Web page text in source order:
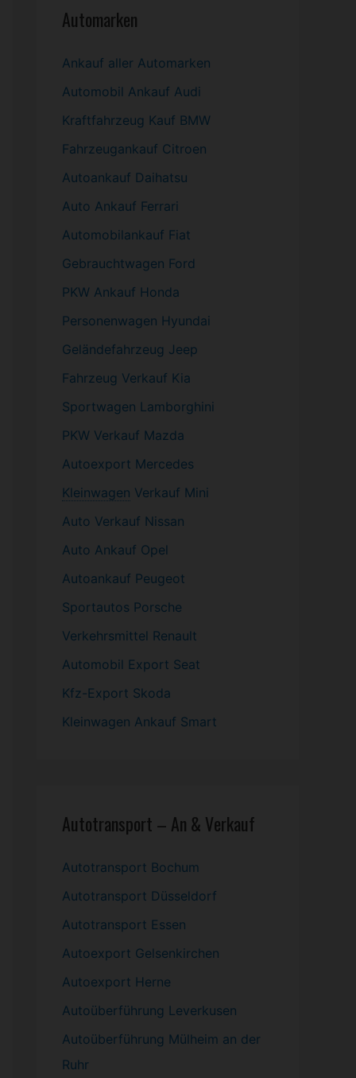
Automarken
Ankauf aller Automarken
Automobil Ankauf Audi
Kraftfahrzeug Kauf BMW
Fahrzeugankauf Citroen
Autoankauf Daihatsu
Auto Ankauf Ferrari
Automobilankauf Fiat
Gebrauchtwagen Ford
PKW Ankauf Honda
Personenwagen Hyundai
Geländefahrzeug Jeep
Fahrzeug Verkauf Kia
Sportwagen Lamborghini
PKW Verkauf Mazda
Autoexport Mercedes
Kleinwagen Verkauf Mini
Auto Verkauf Nissan
Auto Ankauf Opel
Autoankauf Peugeot
Sportautos Porsche
Verkehrsmittel Renault
Automobil Export Seat
Kfz-Export Skoda
Kleinwagen Ankauf Smart
Autotransport – An & Verkauf
Autotransport Bochum
Autotransport Düsseldorf
Autotransport Essen
Autoexport Gelsenkirchen
Autoexport Herne
Autoüberführung Leverkusen
Autoüberführung Mülheim an der
Ruhr